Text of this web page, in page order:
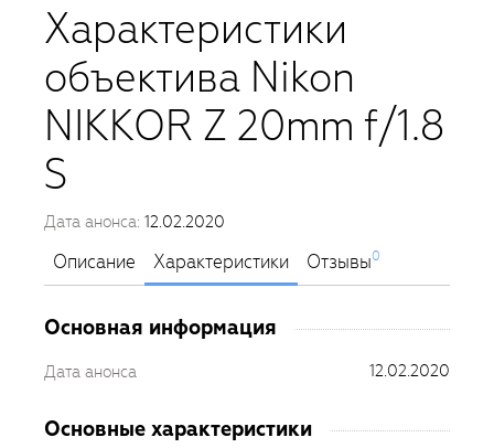
Характеристики
объектива Nikon
NIKKOR Z 20mm f/1.8
S
Дата анонса: 12.02.2020
Описание Характеристики Отзывы0
Основная информация
Дата анонса 12.02.2020
Основные характеристики